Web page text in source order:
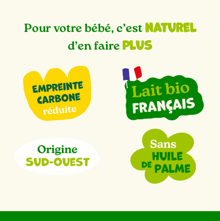
Pour votre bébé, c’est naturel
d’en faire plus